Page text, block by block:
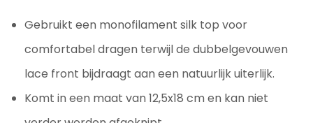
Gebruikt een monofilament silk top voor
comfortabel dragen terwijl de dubbelgevouwen
lace front bijdraagt aan een natuurlijk uiterlijk.
Komt in een maat van 12,5x18 cm en kan niet